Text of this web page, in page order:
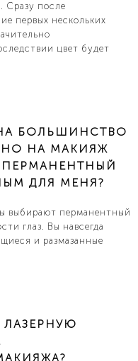
Сразу после
первых нескольких
цвет будет
БОЛЬШИНСТВО
НА МАКИЯЖ
ПЕРМАНЕНТНЫЙ
ДЛЯ МЕНЯ?
выбирают перманентный
глаз. Вы навсегда
и размазанные